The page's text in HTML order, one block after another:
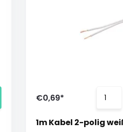
€0,69*
1m Kabel 2-polig